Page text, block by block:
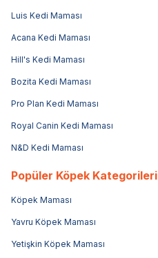
Luis Kedi Maması
Acana Kedi Maması
Hill's Kedi Maması
Bozita Kedi Maması
Pro Plan Kedi Maması
Royal Canin Kedi Maması
N&D Kedi Maması
Popüler Köpek Kategorileri
Köpek Maması
Yavru Köpek Maması
Yetişkin Köpek Maması